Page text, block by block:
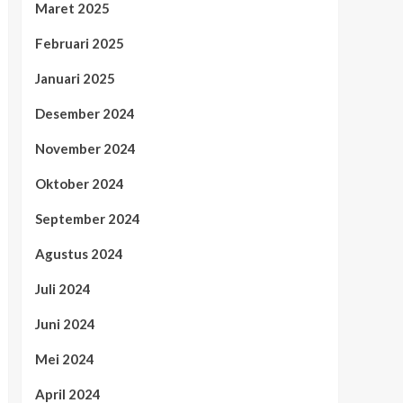
Maret 2025
Februari 2025
Januari 2025
Desember 2024
November 2024
Oktober 2024
September 2024
Agustus 2024
Juli 2024
Juni 2024
Mei 2024
April 2024